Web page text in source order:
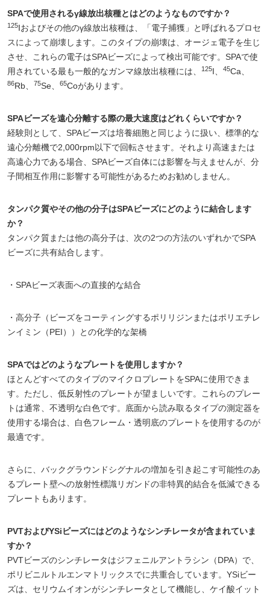
SPAで使用されるγ線放出核種とはどのようなものですか？
125Iおよびその他のγ線放出核種は、「電子捕獲」と呼ばれるプロセ
スによって崩壊します。このタイプの崩壊は、オージェ電子を生じ
させ、これらの電子はSPAビーズによって検出可能です。SPAで使
用されている最も一般的なガンマ線放出核種には、
125I、 45Ca、
86Rb、 75Se、 65Coがあります。
SPAビーズを遠心分離する際の最大速度はどれくらいですか？
経験則として、SPAビーズは培養細胞と同じように扱い、標準的な
遠心分離機で2,000rpm以下で回転させます。それより高速または
高遠心力である場合、SPAビーズ自体には影響を与えませんが、分
子間相互作用に影響する可能性があるためお勧めしません。
タンパク質やその他の分子はSPAビーズにどのように結合します
か？
タンパク質または他の高分子は、次の2つの方法のいずれかでSPA
ビーズに共有結合します。
・SPAビーズ表面への直接的な結合
・高分子（ビーズをコーティングするポリリジンまたはポリエチレ
ンイミン（PEI））との化学的な架橋
SPAではどのようなプレートを使用しますか？
ほとんどすべてのタイプのマイクロプレートをSPAに使用できま
す。ただし、低反射性のプレートが望ましいです。これらのプレー
トは通常、不透明な白色です。底面から読み取るタイプの測定器を
使用する場合は、白色フレーム・透明底のプレートを使用するのが
最適です。
さらに、バックグラウンドシグナルの増加を引き起こす可能性のあ
るプレート壁への放射性標識リガンドの非特異的結合を低減できる
プレートもあります。
PVTおよびYSiビーズにはどのようなシンチレータが含まれていま
すか？
PVTビーズのシンチレータはジフェニルアントラシン（DPA）で、
ポリビニルトルエンマトリックスでに共重合しています。YSiビー
ズは、セリウムイオンがシンチレータとして機能し、ケイ酸イット